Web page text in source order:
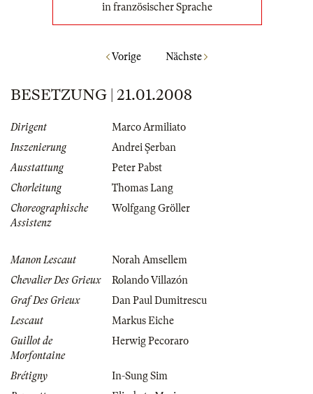
in französischer Sprache
Vorige Nächste
BESETZUNG | 21.01.2008
Dirigent
Marco Armiliato
Inszenierung
Andrei Şerban
Ausstattung
Peter Pabst
Chorleitung
Thomas Lang
Choreographische
Assistenz
Wolfgang Gröller
Manon Lescaut
Norah Amsellem
Chevalier Des Grieux
Rolando Villazón
Graf Des Grieux
Dan Paul Dumitrescu
Lescaut
Markus Eiche
Guillot de
Morfontaine
Herwig Pecoraro
Brétigny
In-Sung Sim